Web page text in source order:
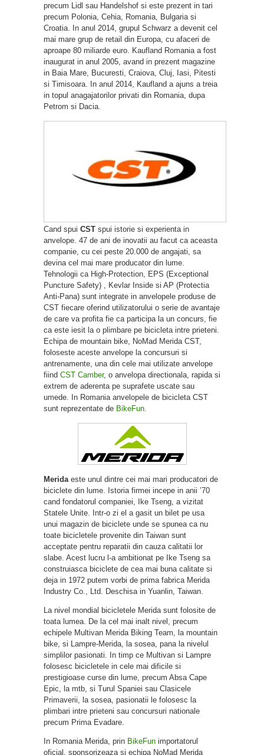
precum Lidl sau Handelshof si este prezent in tari
precum Polonia, Cehia, Romania, Bulgaria si
Croatia. In anul 2014, grupul Schwarz a devenit cel
mai mare grup de retail din Europa, cu afaceri de
aproape 80 miliarde euro. Kaufland Romania a fost
inaugurat in anul 2005, avand in prezent magazine
in Baia Mare, Bucuresti, Craiova, Cluj, Iasi, Pitesti
si Timisoara. In anul 2014, Kaufland a ajuns a treia
in topul anagajatorilor privati din Romania, dupa
Petrom si Dacia.
Cand spui CST spui istorie si experienta in
anvelope. 47 de ani de inovatii au facut ca aceasta
companie, cu cei peste 20.000 de angajati, sa
devina cel mai mare producator din lume.
Tehnologii ca High-Protection, EPS (Exceptional
Puncture Safety) , Kevlar Inside si AP (Protectia
Anti-Pana) sunt integrate in anvelopele produse de
CST fiecare oferind utilizatorului o serie de avantaje
de care va profita fie ca participa la un concurs, fie
ca este iesit la o plimbare pe bicicleta intre prieteni.
Echipa de mountain bike, NoMad Merida CST,
foloseste aceste anvelope la concursuri si
antrenamente, una din cele mai utilizate anvelope
fiind CST Camber, o anvelopa directionala, rapida si
extrem de aderenta pe suprafete uscate sau
umede. In Romania anvelopele de bicicleta CST
sunt reprezentate de BikeFun.
Meridaeste unul dintre cei mai mari producatori de
biciclete din lume. Istoria firmei incepe in anii ’70
cand fondatorul companiei, Ike Tseng, a vizitat
Statele Unite. Intr-o zi el a gasit un bilet pe usa
unui magazin de biciclete unde se spunea ca nu
toate bicicletele provenite din Taiwan sunt
acceptate pentru reparatii din cauza calitatii lor
slabe. Acest lucru l-a ambitionat pe Ike Tseng sa
construiasca biciclete de cea mai buna calitate si
deja in 1972 putem vorbi de prima fabrica Merida
Industry Co., Ltd. Deschisa in Yuanlin, Taiwan.
La nivel mondial bicicletele Merida sunt folosite de
toata lumea. De la cel mai inalt nivel, precum
echipele Multivan Merida Biking Team, la mountain
bike, si Lampre-Merida, la sosea, pana la nivelul
simplilor pasionati. In timp ce Multivan si Lampre
folosesc bicicletele in cele mai dificile si
prestigioase curse din lume, precum Absa Cape
Epic, la mtb, si Turul Spaniei sau Clasicele
Primaverii, la sosea, pasionatii le folosesc la
plimbari intre prieteni sau concursuri nationale
precum Prima Evadare.
In Romania Merida, prin BikeFun importatorul
oficial, sponsorizeaza si echipa NoMad Merida